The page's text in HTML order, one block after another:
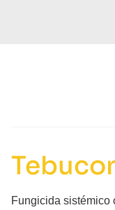
Fungicida sistémico